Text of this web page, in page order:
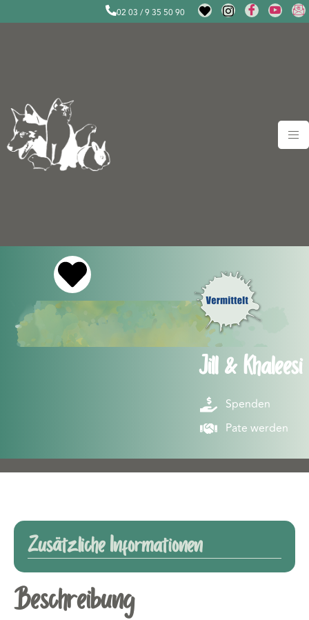
02 03 / 9 35 50 90
Jill & Khaleesi
Spenden
Pate werden
Zusätzliche Informationen
Beschreibung